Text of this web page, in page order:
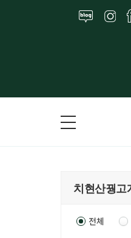
전체